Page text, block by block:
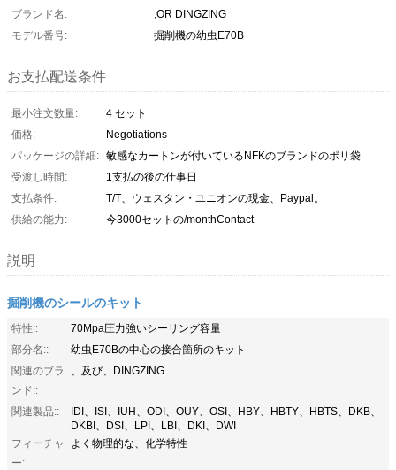
ブランド名:
,OR DINGZING
モデル番号:
掘削機の幼虫E70B
お支払配送条件
最小注文数量:
4 セット
価格:
Negotiations
パッケージの詳細: 敏感なカートンが付いているNFKのブランドのポリ袋
受渡し時間:
1支払の後の仕事日
支払条件:
T/T、ウェスタン・ユニオンの現金、Paypal。
供給の能力:
今3000セットの/monthContact
説明
掘削機のシールのキット
特性::
70Mpa圧力強いシーリング容量
部分名::
幼虫E70Bの中心の接合箇所のキット
関連のブラ
ンド::
、及び、DINGZING
関連製品::
IDI、ISI、IUH、ODI、OUY、OSI、HBY、HBTY、HBTS、DKB、
DKBI、DSI、LPI、LBI、DKI、DWI
フィーチャ
ー:
よく物理的な、化学特性